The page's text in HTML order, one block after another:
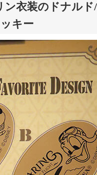
衣装のドナルド
ッキー